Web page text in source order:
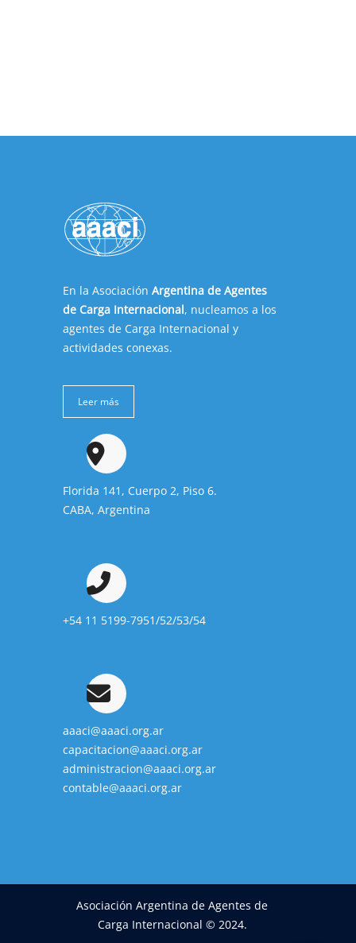
En la Asociación Argentina de Agentes
de Carga Internacional, nucleamos a los
agentes de Carga Internacional y
actividades conexas.
Leer más
Florida 141, Cuerpo 2, Piso 6.
CABA, Argentina
+54 11 5199-7951/52/53/54
aaaci@aaaci.org.ar
capacitacion@aaaci.org.ar
administracion@aaaci.org.ar
contable@aaaci.org.ar
Asociación Argentina de Agentes de
Carga Internacional © 2024.